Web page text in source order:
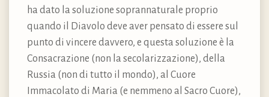
ha dato la soluzione soprannaturale proprio
quando il Diavolo deve aver pensato di essere sul
punto di vincere davvero, e questa soluzione è la
Consacrazione (non la secolarizzazione), della
Russia (non di tutto il mondo), al Cuore
Immacolato di Maria (e nemmeno al Sacro Cuore),